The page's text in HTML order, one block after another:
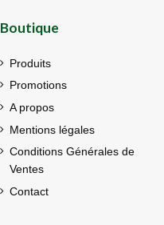
Boutique
Produits
Promotions
A propos
Mentions légales
Conditions Générales de
Ventes
Contact